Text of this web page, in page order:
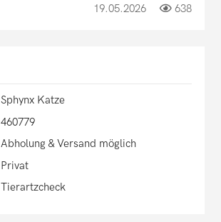
19.05.2026 638
Sphynx Katze
460779
Abholung & Versand möglich
Privat
Tierartzcheck